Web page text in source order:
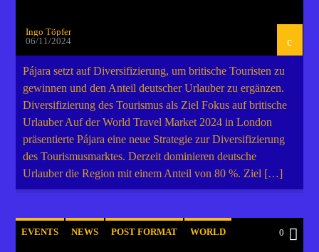
Ingo Töpfer
06/11/2024
Pájara setzt auf Diversifizierung, um britische Touristen zu
gewinnen und den Anteil deutscher Urlauber zu ergänzen.
Diversifizierung des Tourismus als Ziel Fokus auf britische
Urlauber Auf der World Travel Market 2024 in London
präsentierte Pájara eine neue Strategie zur Diversifizierung
des Tourismusmarktes. Derzeit dominieren deutsche
Urlauber die Region mit einem Anteil von 80 %. Ziel […]
EVENTS NEWS POST FORMAT WORLD 0